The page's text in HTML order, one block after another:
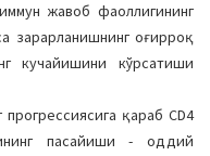
жавоб фаоллигининг
зарарланишнинг оғирроқ
кучайишини кўрсатиши
қараб CD4
пасайиши - оддий